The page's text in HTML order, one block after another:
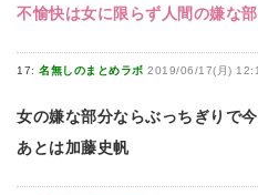
不愉快は女に限らず人間の嫌な
17: 名無しのまとめラボ 2019/06/17(月)
女の嫌な部分ならぶっちぎりで
あとは加藤史帆